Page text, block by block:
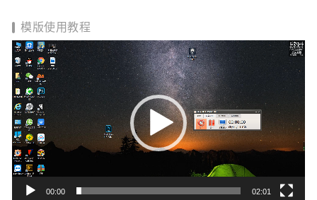
模版使用教程
视
频
播
放
器
00:00 02:01